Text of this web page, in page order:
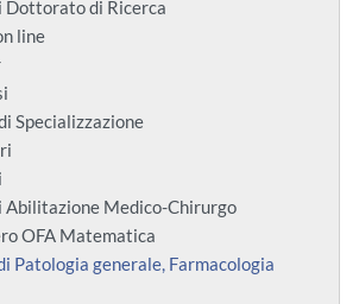
Dottorato di Ricerca
line
Specializzazione
Abilitazione Medico-Chirurgo
OFA Matematica
Patologia generale, Farmacologia